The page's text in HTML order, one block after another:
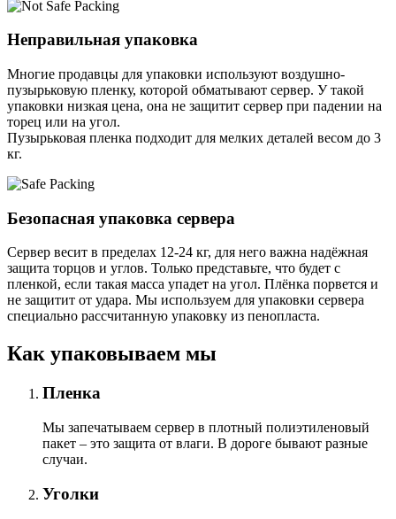
Неправильная упаковка
Многие продавцы для упаковки используют воздушно-
пузырьковую пленку, которой обматывают сервер. У такой
упаковки низкая цена, она не защитит сервер при падении на
торец или на угол.
Пузырьковая пленка подходит для мелких деталей весом до 3
кг.
Безопасная упаковка сервера
Сервер весит в пределах 12-24 кг, для него важна надёжная
защита торцов и углов. Только представьте, что будет с
пленкой, если такая масса упадет на угол. Плёнка порвется и
не защитит от удара. Мы используем для упаковки сервера
специально расcчитанную упаковку из пенопласта.
Как упаковываем мы
Пленка
Мы запечатываем сервер в плотный полиэтиленовый
пакет – это защита от влаги. В дороге бывают разные
случаи.
Уголки